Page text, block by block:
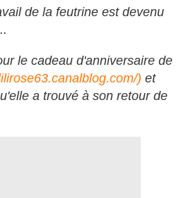
de la feutrine est devenu
le cadeau d'anniversaire de
) et
a trouvé à son retour de